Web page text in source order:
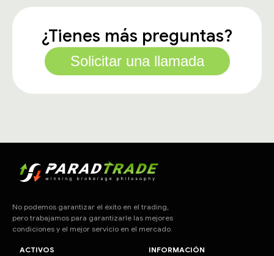
¿Tienes más preguntas?
Solicitar una llamada
No podemos garantizar el éxito en el trading,
pero trabajamos para garantizarle las mejores
condiciones y el mejor servicio en el mercado.
ACTIVOS INFORMACIÓN